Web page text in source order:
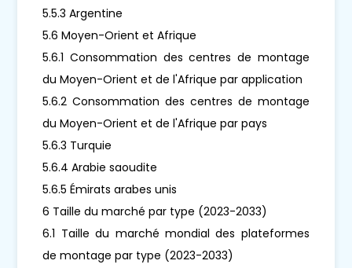
5.5.3 Argentine
5.6 Moyen-Orient et Afrique
5.6.1 Consommation des centres de montage
du Moyen-Orient et de l'Afrique par application
5.6.2 Consommation des centres de montage
du Moyen-Orient et de l'Afrique par pays
5.6.3 Turquie
5.6.4 Arabie saoudite
5.6.5 Émirats arabes unis
6 Taille du marché par type (2023-2033)
6.1 Taille du marché mondial des plateformes
de montage par type (2023-2033)